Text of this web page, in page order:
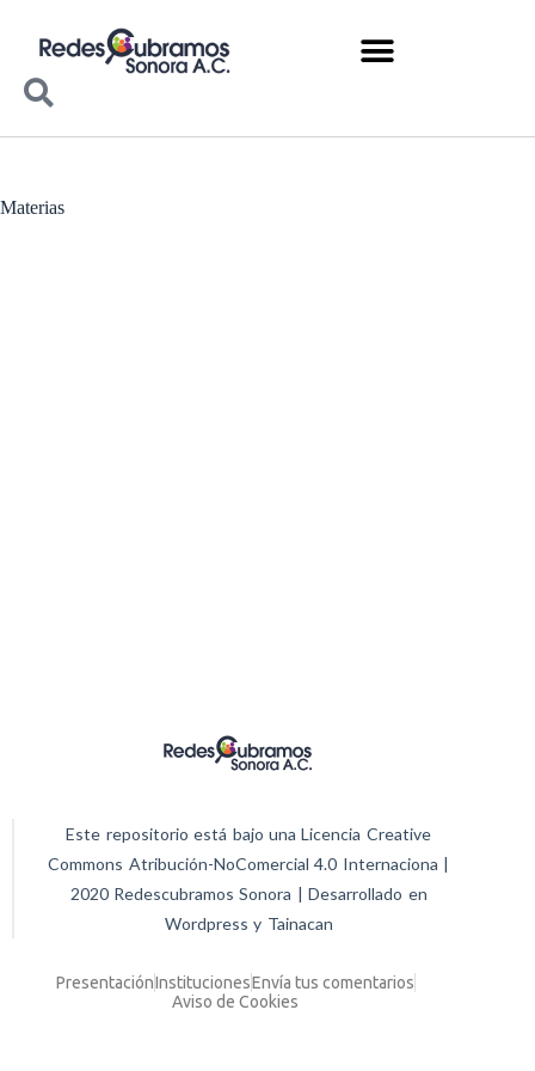
Materias
Este repositorio está bajo una Licencia Creative
Commons Atribución-NoComercial 4.0 Internaciona |
2020 Redescubramos Sonora | Desarrollado en
Wordpress y Tainacan
PresentaciónInstitucionesEnvía tus comentarios
Aviso de Cookies